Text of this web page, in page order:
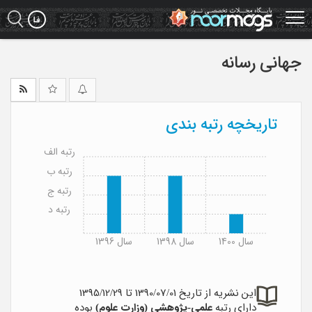
Skip
to
main
جهانی رسانه
تاریخچه رتبه بندی
سال 1396 سال 1398 سال 1400
رتبه د
رتبه ج
رتبه ب
رتبه الف
این نشریه از تاریخ 1390/07/01 تا 1395/12/29
دارای رتبه علمی-پژوهشی (وزارت علوم) بوده